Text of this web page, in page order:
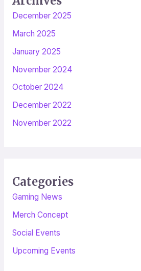
December 2025
March 2025
January 2025
November 2024
October 2024
December 2022
November 2022
Categories
Gaming News
Merch Concept
Social Events
Upcoming Events